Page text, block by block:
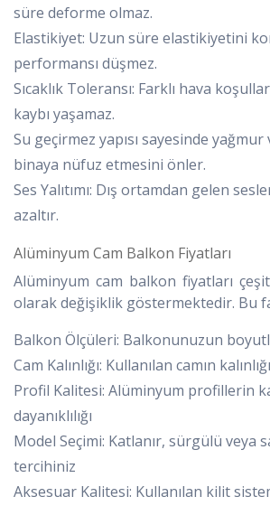
süre deforme olmaz.
Elastikiyet: Uzun süre elastikiyetini
performansı düşmez.
Sıcaklık Toleransı: Farklı hava
kaybı yaşamaz.
Su geçirmez yapısı sayesinde yağmur
binaya nüfuz etmesini önler.
Ses Yalıtımı: Dış ortamdan gelen
azaltır.
Alüminyum Cam Balkon Fiyatları
Alüminyum cam balkon fiyatları
olarak değişiklik göstermektedir. Bu
Balkon Ölçüleri: Balkonunuzun
Cam Kalınlığı: Kullanılan camın
Profil Kalitesi: Alüminyum profillerin
dayanıklılığı
Model Seçimi: Katlanır, sürgülü veya
tercihiniz
Aksesuar Kalitesi: Kullanılan kilit